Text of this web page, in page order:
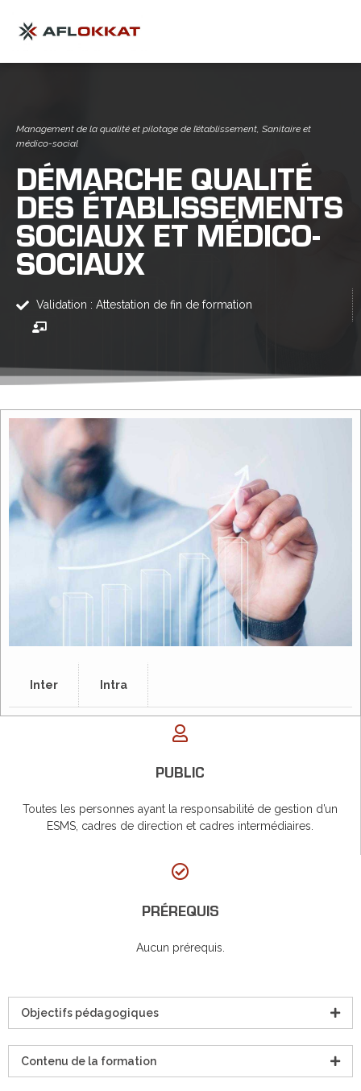
Management de la qualité et pilotage de l’établissement, Sanitaire et
médico-social
DÉMARCHE QUALITÉ
DES ÉTABLISSEMENTS
SOCIAUX ET MÉDICO-
SOCIAUX
Validation : Attestation de fin de formation
PUBLIC
Toutes les personnes ayant la responsabilité de gestion d’un
ESMS, cadres de direction et cadres intermédiaires.
PRÉREQUIS
Aucun prérequis.
Objectifs pédagogiques
Contenu de la formation
Inter Intra